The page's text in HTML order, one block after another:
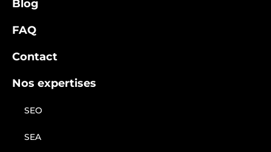
Blog
FAQ
Contact
Nos expertises
SEO
SEA